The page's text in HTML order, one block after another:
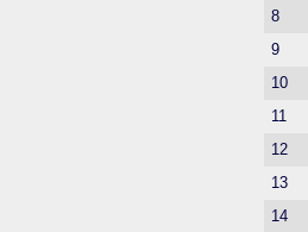
8
9
10
11
12
13
14